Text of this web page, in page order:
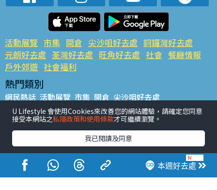
本週好去處
活動展覽 市集 開倉 尖沙咀好去處 銅鑼灣好去處
元朗好去處 荃灣好去處 旺角好去處 社會 餐廳情報
戶外郊遊 社會福利
熱門類別
網民熱話 活動展覽 市集 開倉 尖沙咀好去處
銅鑼灣好去處 元朗好去處 荃灣好去處 旺角好去處 社會
餐廳情報 戶外郊遊
熱門標籤
#UGO搵好去處 #人氣活動推介 #美食社群熱話
#親子玩樂好去處
#ULifestyle應用程式
#限時搶
#UJetso禮物放送
#ULifestyle商戶中心 #著數 #網絡熱話
U Lifestyle 會使用Cookies來改善您的網站體驗，請確定您同意
接受本網站之私隱政策和使用條款才可繼續瀏覽。
我已閱讀及同意